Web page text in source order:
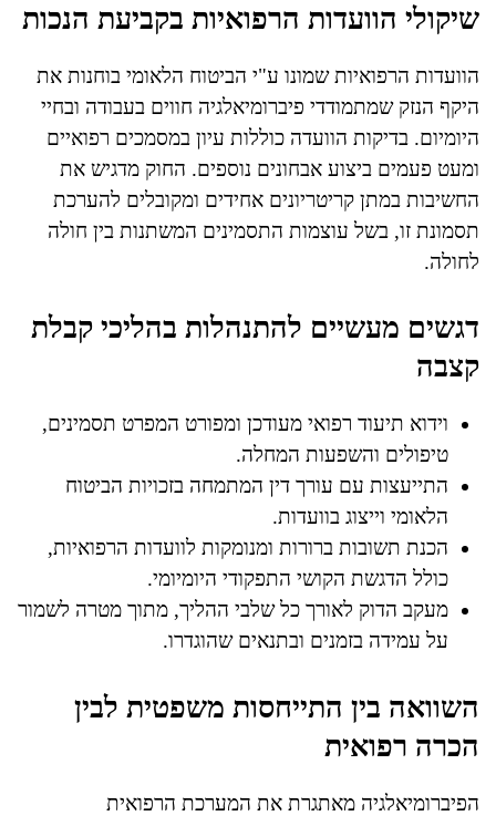
שיקולי הוועדות הרפואיות בקביעת הנכות
הוועדות הרפואיות שמונו ע"י הביטוח הלאומי בוחנות את
היקף הנזק שמתמודדי פיברומיאלגיה חווים בעבודה ובחיי
היומיום. בדיקות הוועדה כוללות עיון במסמכים רפואיים
ומעט פעמים ביצוע אבחונים נוספים. החוק מדגיש את
החשיבות במתן קריטריונים אחידים ומקובלים להערכת
תסמונת זו, בשל עוצמות התסמינים המשתנות בין חולה
לחולה.
דגשים מעשיים להתנהלות בהליכי קבלת
קצבה
וידוא תיעוד רפואי מעודכן ומפורט המפרט תסמינים,
טיפולים והשפעות המחלה.
התייעצות עם עורך דין המתמחה בזכויות הביטוח
הלאומי וייצוג בוועדות.
הכנת תשובות ברורות ומנומקות לוועדות הרפואיות,
כולל הדגשת הקושי התפקודי היומיומי.
מעקב הדוק לאורך כל שלבי ההליך, מתוך מטרה לשמור
על עמידה בזמנים ובתנאים שהוגדרו.
השוואה בין התייחסות משפטית לבין
הכרה רפואית
הפיברומיאלגיה מאתגרת את המערכת הרפואית